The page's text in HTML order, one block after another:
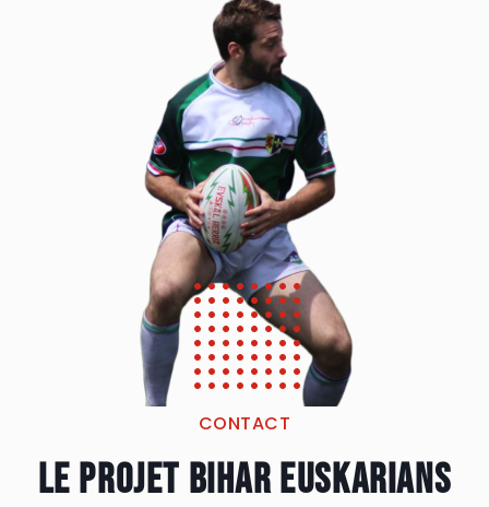
CONTACT
Le projet Bihar euskarians